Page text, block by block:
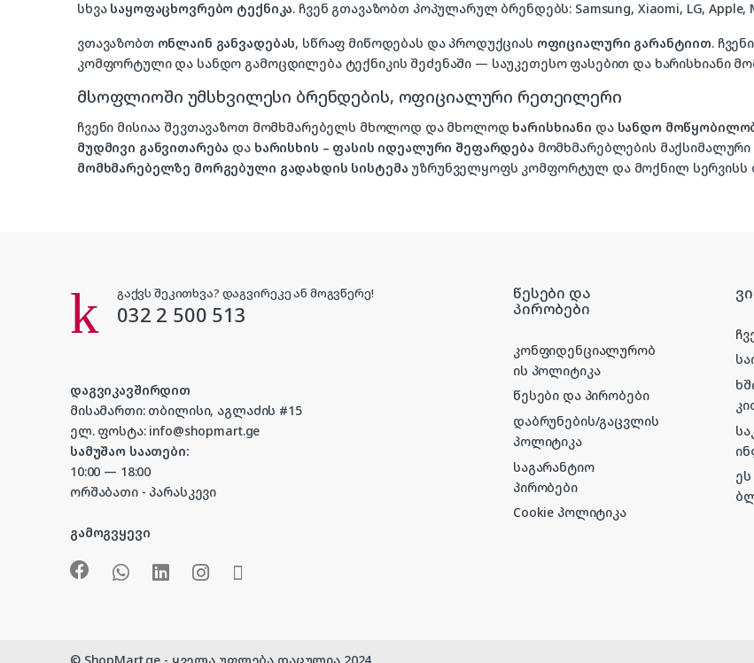
სხვა საყოფაცხოვრებო ტექნიკა. ჩვენ გთავაზობთ პოპულარულ ბრენდებს: Samsung, Xiaomi, LG, Apple,
ვთავაზობთ ონლაინ განვადებას, სწრაფ მიწოდებას და პროდუქციას ოფიციალური გარანტიით.
კომფორტული და სანდო გამოცდილება ტექნიკის შეძენაში — საუკეთესო ფასებით და ხარისხიანი
მსოფლიოში უმსხვილესი ბრენდების, ოფიციალური რეთეილერი
ჩვენი მისიაა შევთავაზოთ მომხმარებელს მხოლოდ და მხოლოდ ხარისხიანი და სანდო
მუდმივი განვითარება და ხარისხის – ფასის იდეალური შეფარდებამომხმარებლების
მომხმარებელზე მორგებული გადახდის სისტემაუზრუნველყოფს კომფორტულ და მოქნილ სერვისს
გაქვს შეკითხვა? დაგვირეკე ან მოგვწერე!
032 2 500 513
დაგვიკავშირდით
მისამართი: თბილისი, აგლაძის #15
ელ. ფოსტა: info@shopmart.ge
სამუშაო საათები:
10:00 — 18:00
ორშაბათი - პარასკევი
გამოგვყევი
წესები და
პირობები
კონფიდენციალურობ
ის პოლიტიკა
წესები და პირობები
დაბრუნების/გაცვლის
პოლიტიკა
საგარანტიო
პირობები
Cookie პოლიტიკა
© ShopMart.ge - ყველა უფლება დაცულია 2024